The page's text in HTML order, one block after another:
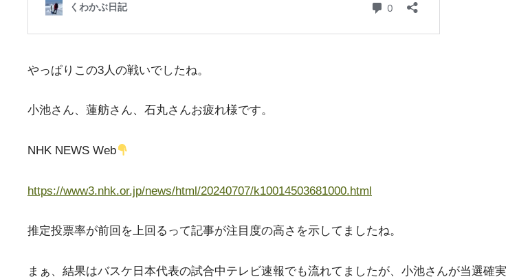
やっぱりこの3人の戦いでしたね。
小池さん、蓮舫さん、石丸さんお疲れ様です。
NHK NEWS Web
https://www3.nhk.or.jp/news/html/20240707/k10014503681000.html
推定投票率が前回を上回るって記事が注目度の高さを示してましたね。
まぁ、結果はバスケ日本代表の試合中テレビ速報でも流れてましたが、小池さんが当選確実